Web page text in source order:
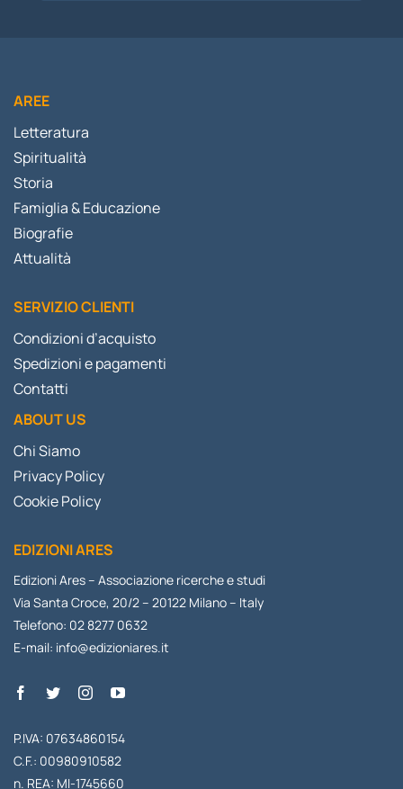
AREE
Letteratura
Spiritualità
Storia
Famiglia & Educazione
Biografie
Attualità
SERVIZIO CLIENTI
Condizioni d’acquisto
Spedizioni e pagamenti
Contatti
ABOUT US
Chi Siamo
Privacy Policy
Cookie Policy
EDIZIONI ARES
Edizioni Ares – Associazione ricerche e studi
Via Santa Croce, 20/2 – 20122 Milano – Italy
Telefono: 02 8277 0632
E-mail: info@edizioniares.it
P.IVA: 07634860154
C.F.: 00980910582
n. REA: MI-1745660